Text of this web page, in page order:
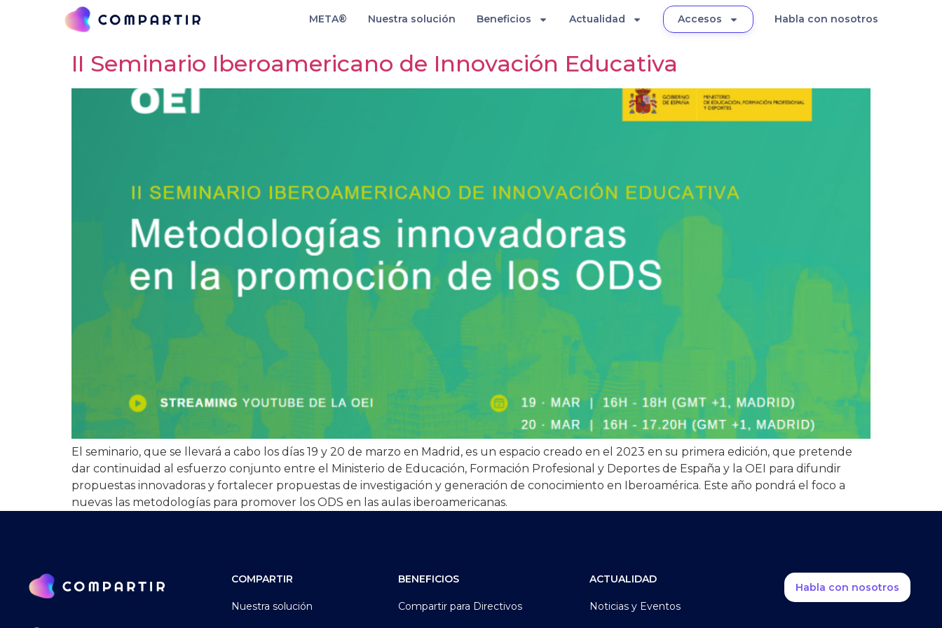
META® Nuestra solución Beneficios Actualidad Accesos Habla con nosotros
Etiqueta:
II Seminario Iberoamericano de Innovación Educativa
El seminario, que se llevará a cabo los días 19 y 20 de marzo en Madrid, es un espacio creado en el 2023 en su primera edición, que pretende
dar continuidad al esfuerzo conjunto entre el Ministerio de Educación, Formación Profesional y Deportes de España y la OEI para difundir
propuestas innovadoras y fortalecer propuestas de investigación y generación de conocimiento en Iberoamérica. Este año pondrá el foco a
nuevas las metodologías para promover los ODS en las aulas iberoamericanas.
COMPARTIR
Nuestra solución
BENEFICIOS
Compartir para Directivos
ACTUALIDAD
Noticias y Eventos
Habla con nosotros